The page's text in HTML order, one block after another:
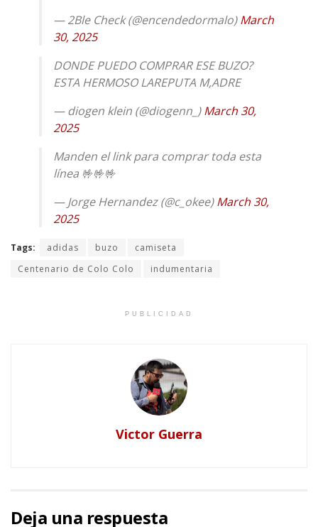
— 2Ble Check (@encendedormalo)March
30, 2025
DONDE PUEDO COMPRAR ESE BUZO?
ESTA HERMOSO LAREPUTA M,ADRE
— diogen klein (@diogenn_)March 30,
2025
Manden el link para comprar toda esta
línea 🤟🤟🤟
— Jorge Hernandez (@c_okee)March 30,
2025
Tags: adidas buzo
camiseta
Centenario de Colo Colo
indumentaria
PUBLICIDAD
Victor Guerra
Deja una respuesta